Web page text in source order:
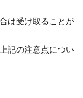
は受け取ることが
記の注意点につい